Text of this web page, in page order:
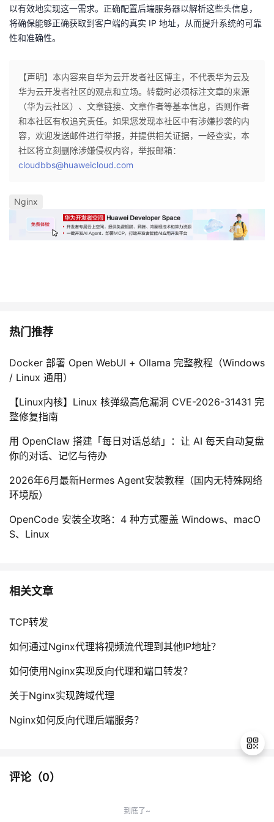
以有效地实现这一需求。正确配置后端服务器以解析这些头信息，
将确保能够正确获取到客户端的真实 IP 地址，从而提升系统的可靠
性和准确性。
【声明】本内容来自华为云开发者社区博主，不代表华为云及
华为云开发者社区的观点和立场。转载时必须标注文章的来源
（华为云社区）、文章链接、文章作者等基本信息，否则作者
和本社区有权追究责任。如果您发现本社区中有涉嫌抄袭的内
容，欢迎发送邮件进行举报，并提供相关证据，一经查实，本
社区将立刻删除涉嫌侵权内容，举报邮箱：
cloudbbs@huaweicloud.com
Nginx
热门推荐
Docker 部署 Open WebUI + Ollama 完整教程（Windows
/ Linux 通用）
【Linux内核】Linux 核弹级高危漏洞 CVE-2026-31431 完
整修复指南
用 OpenClaw 搭建「每日对话总结」：让 AI 每天自动复盘
你的对话、记忆与待办
2026年6月最新Hermes Agent安装教程（国内无特殊网络
环境版）
OpenCode 安装全攻略：4 种方式覆盖 Windows、macO
S、Linux
相关文章
TCP转发
如何通过Nginx代理将视频流代理到其他IP地址？
如何使用Nginx实现反向代理和端口转发？
关于Nginx实现跨域代理
Nginx如何反向代理后端服务？
评论（0）
到底了~